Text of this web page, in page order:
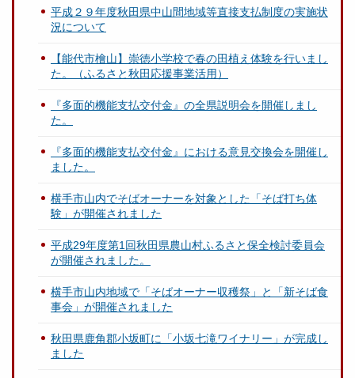
平成２９年度秋田県中山間地域等直接支払制度の実施状
況について
【能代市檜山】崇徳小学校で春の田植え体験を行いまし
た。（ふるさと秋田応援事業活用）
『多面的機能支払交付金』の全県説明会を開催しまし
た。
『多面的機能支払交付金』における意見交換会を開催し
ました。
横手市⼭内でそばオーナーを対象とした「そば打ち体
験」が開催されました
平成29年度第1回秋田県農山村ふるさと保全検討委員会
が開催されました。
横手市山内地域で「そばオーナー収穫祭」と「新そば食
事会」が開催されました
秋田県鹿角郡小坂町に「小坂七滝ワイナリー」が完成し
ました